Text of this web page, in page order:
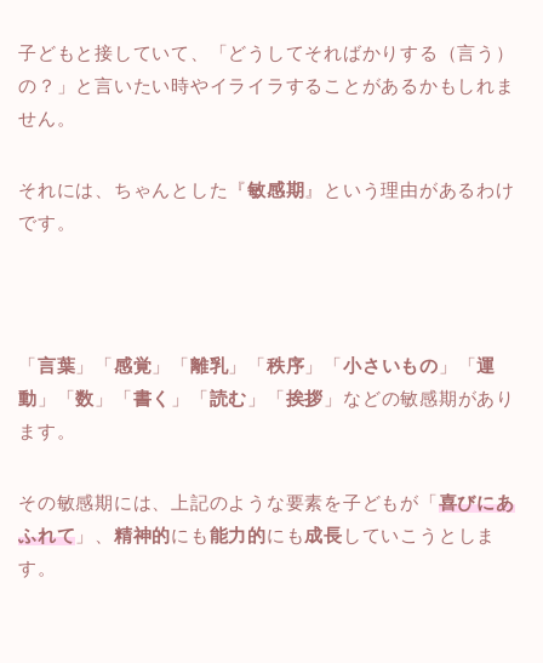
子どもと接していて、「どうしてそればかりする（言う）
の？」と言いたい時やイライラすることがあるかもしれま
せん。
それには、ちゃんとした『敏感期 』という理由があるわけ
です。
「言葉 」「感覚 」「離乳」「秩序 」「小さいもの 」「運
動 」「数 」「書く 」「読む 」「挨拶 」などの敏感期があり
ます。
その敏感期には、上記のような要素を子どもが「喜びにあ
ふれて 」、 精神的にも能力的にも成長 していこうとしま
す。